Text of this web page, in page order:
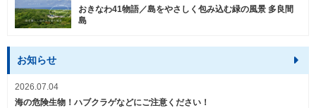
おきなわ41物語／島をやさしく包み込む緑の風景 多良間
島
お知らせ
2026.07.04
海の危険生物！ハブクラゲなどにご注意ください！